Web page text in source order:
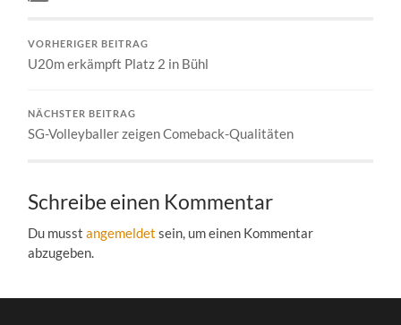
VORHERIGER BEITRAG
U20m erkämpft Platz 2 in Bühl
NÄCHSTER BEITRAG
SG-Volleyballer zeigen Comeback-Qualitäten
Schreibe einen Kommentar
Du musstangemeldet sein, um einen Kommentar
abzugeben.